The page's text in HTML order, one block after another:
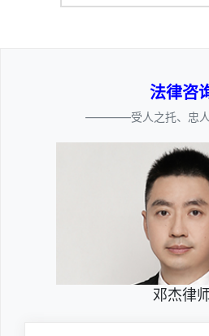
法律咨
————受人之托、忠
邓杰律